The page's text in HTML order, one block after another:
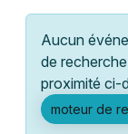
Grands
Activité &
Lille
Lyon
Marseille
Mulhouse
Aucun
de
proximité ci-
moteur de
Aujourd'hui